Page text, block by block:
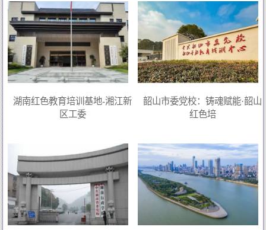
湖南红色教育培训基地-湘江新
区工委
韶山市委党校：铸魂赋能·韶山
红色培